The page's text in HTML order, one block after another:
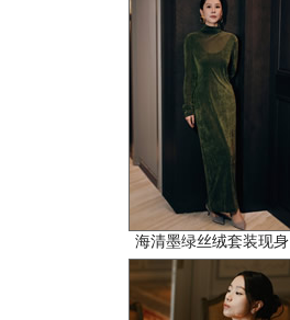
海清墨绿丝绒套装现身